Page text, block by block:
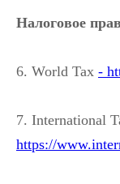
Налоговое
6. World Tax -
7. International
https://